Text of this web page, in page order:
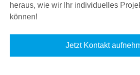
heraus, wie wir Ihr individuelles
können!
Jetzt Kontakt